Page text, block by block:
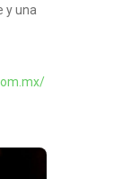
y una